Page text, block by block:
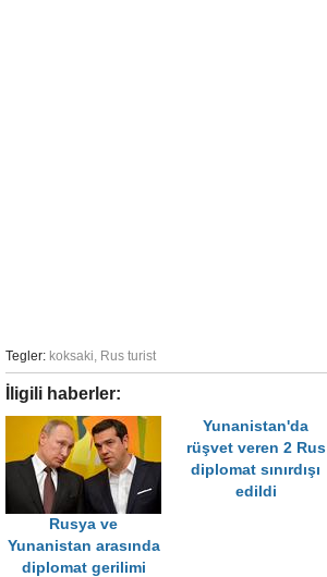
Tegler: koksaki, Rus turist
İligili haberler:
Rusya ve
Yunanistan arasında
diplomat gerilimi
Yunanistan'da
rüşvet veren 2 Rus
diplomat sınırdışı
edildi